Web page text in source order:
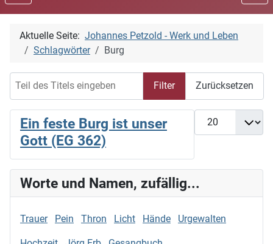
Aktuelle Seite: Johannes Petzold - Werk und Leben
Schlagwörter
Burg
Filter Zurücksetzen
Anzeige #
Ein feste Burg ist unser
Gott (EG 362)
Worte und Namen, zufällig...
Trauer Pein Thron Licht Hände Urgewalten